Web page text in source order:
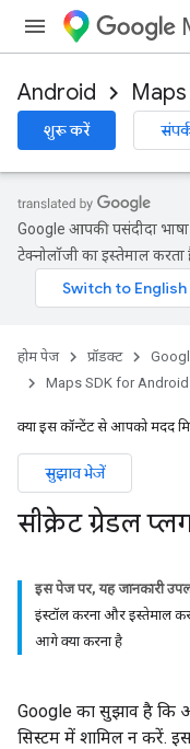
Android
शुरू करें
Google आपकी पसंदीदा
टेक्नोलॉजी का इस्तेमाल
होम पेज प्रॉडक्ट
Maps SDK for Android
क्या इस कॉन्टेंट से आपको मदद
सुझाव भेजें
सीक्रेट ग्रेडल
इस पेज पर, यह जानकारी
इंस्टॉल करना और इस्तेमाल
आगे क्या करना है
Google का सुझाव है कि
सिस्टम में शामिल न करें.